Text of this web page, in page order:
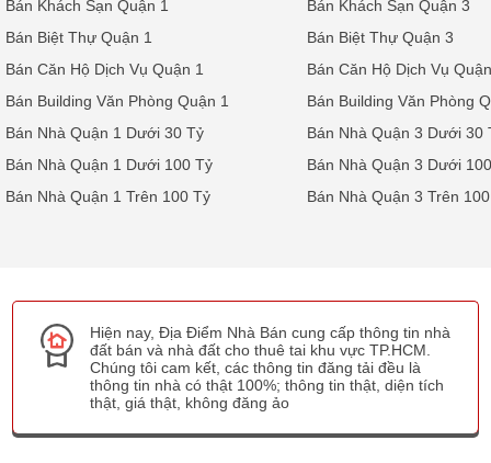
Bán Khách Sạn Quận 1
Bán Khách Sạn Quận 3
Bán Biệt Thự Quận 1
Bán Biệt Thự Quận 3
Bán Căn Hộ Dịch Vụ Quận 1
Bán Căn Hộ Dịch Vụ
Bán Building Văn Phòng Quận 1
Bán Building Văn Phòng
Bán Nhà Quận 1 Dưới 30 Tỷ
Bán Nhà Quận 3 Dưới 30
Bán Nhà Quận 1 Dưới 100 Tỷ
Bán Nhà Quận 3 Dưới
Bán Nhà Quận 1 Trên 100 Tỷ
Bán Nhà Quận 3 Trên
Hiện nay, Địa Điểm Nhà Bán cung cấp thông tin nhà
đất bán và nhà đất cho thuê tai khu vực TP.HCM.
Chúng tôi cam kết, các thông tin đăng tải đều là
thông tin nhà có thật 100%; thông tin thật, diện tích
thật, giá thật, không đăng ảo